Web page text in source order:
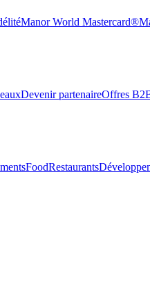
Manor World Mastercard®
Devenir partenaireOffres
FoodRestaurants